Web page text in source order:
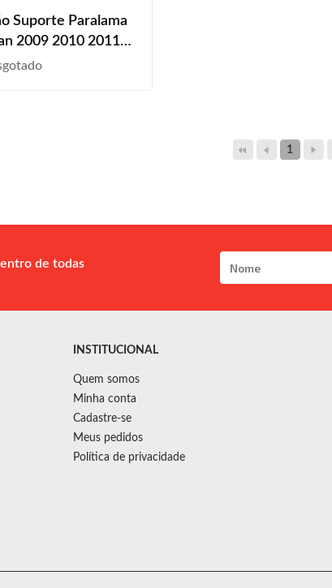
Suporte Paralama
2009 2010 2011
2014 2015
1
de todas
INSTITUCIONAL
Quem somos
Minha conta
Cadastre-se
Meus pedidos
Política de privacidade